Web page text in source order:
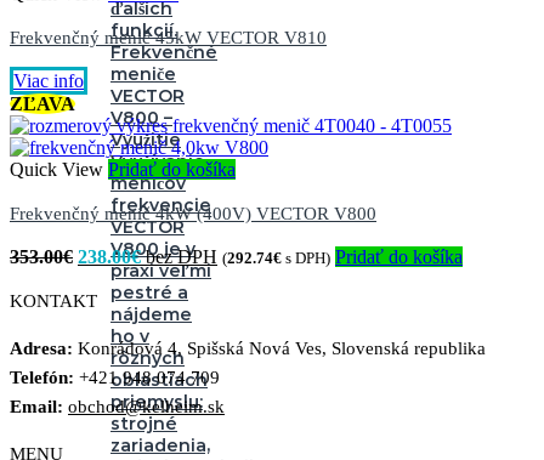
ďalších
funkcií.
Frekvenčné
meniče
VECTOR
V800 –
Využitie
Využívanie
meničov
frekvencie
VECTOR
V800 je v
praxi veľmi
pestré a
nájdeme
ho v
rôznych
oblastiach
priemyslu:
strojné
zariadenia,
Frekvenčný menič 45kW VECTOR V810
Viac info
ZĽAVA
Quick View Pridať do košíka
Frekvenčný menič 4kW (400V) VECTOR V800
353.00€ Pôvodná
bola:
353.00€.
238.00€
Aktuálna
(292.74€ s DPH) Pridať do košíka
KONTAKT
Adresa: Konrádová 4, Spišská Nová Ves, Slovenská republika
Telefón: +421 948 074 709
Email: obchod@kelheim.sk
MENU